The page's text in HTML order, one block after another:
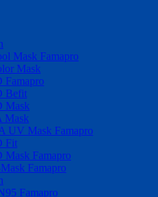
Mask Famapro
Mask
Famapro
Befit
Mask
Mask
UV Mask Famapro
Fit
Mask Famapro
Famapro
Famapro